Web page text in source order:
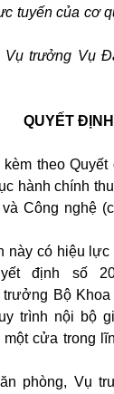
tuyến của cơ
Vụ trưởng Vụ
QUYẾT
kèm theo
hành chính
Công nghệ
này có hiệu
định số
trưởng Bộ
trình nội bộ
cửa trong
phòng, Vụ